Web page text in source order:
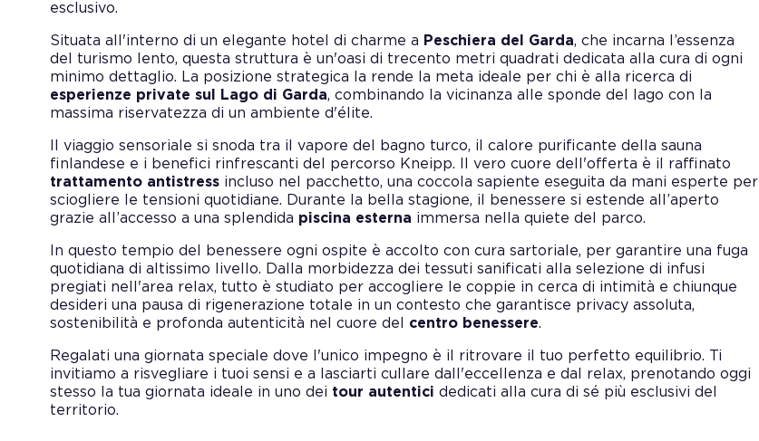
esclusivo.
Situata all'interno di un elegante hotel di charme a Peschiera del Garda, che incarna l’essenza
del turismo lento, questa struttura è un'oasi di trecento metri quadrati dedicata alla cura di ogni
minimo dettaglio. La posizione strategica la rende la meta ideale per chi è alla ricerca di
esperienze private sul Lago di Garda, combinando la vicinanza alle sponde del lago con la
massima riservatezza di un ambiente d'élite.
Il viaggio sensoriale si snoda tra il vapore del bagno turco, il calore purificante della sauna
finlandese e i benefici rinfrescanti del percorso Kneipp. Il vero cuore dell'offerta è il raffinato
trattamento antistress incluso nel pacchetto, una coccola sapiente eseguita da mani esperte per
sciogliere le tensioni quotidiane. Durante la bella stagione, il benessere si estende all’aperto
grazie all’accesso a una splendida piscina esterna immersa nella quiete del parco.
In questo tempio del benessere ogni ospite è accolto con cura sartoriale, per garantire una fuga
quotidiana di altissimo livello. Dalla morbidezza dei tessuti sanificati alla selezione di infusi
pregiati nell'area relax, tutto è studiato per accogliere le coppie in cerca di intimità e chiunque
desideri una pausa di rigenerazione totale in un contesto che garantisce privacy assoluta,
sostenibilità e profonda autenticità nel cuore del centro benessere.
Regalati una giornata speciale dove l'unico impegno è il ritrovare il tuo perfetto equilibrio. Ti
invitiamo a risvegliare i tuoi sensi e a lasciarti cullare dall'eccellenza e dal relax, prenotando oggi
stesso la tua giornata ideale in uno dei tour autentici dedicati alla cura di sé più esclusivi del
territorio.